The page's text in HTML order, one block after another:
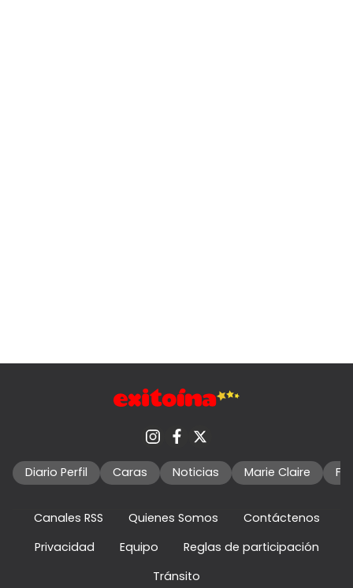
Diario Perfil Caras Noticias Marie Claire
Canales RSS Quienes Somos
Contáctenos
Privacidad
Equipo
Reglas de participación
Tránsito